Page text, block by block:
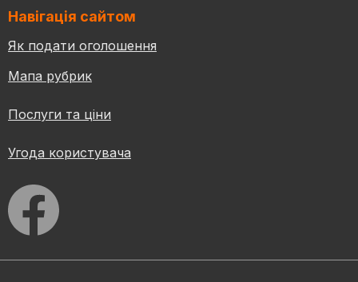
Навігація сайтом
Як подати оголошення
Мапа рубрик
Послуги та ціни
Угода користувача